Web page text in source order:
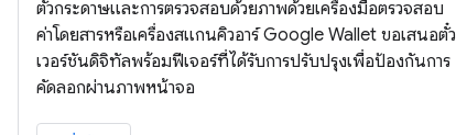
ตั๋วกระดาษและการตรวจสอบด้วยภาพด้วยเครื่องมือตรวจสอบ
ค่าโดยสารหรือเครื่องสแกนคิวอาร์ Google Wallet ขอเสนอตั๋ว
เวอร์ชันดิจิทัลพร้อมฟีเจอร์ที่ได้รับการปรับปรุงเพื่อป้องกันการ
คัดลอกผ่านภาพหน้าจอ